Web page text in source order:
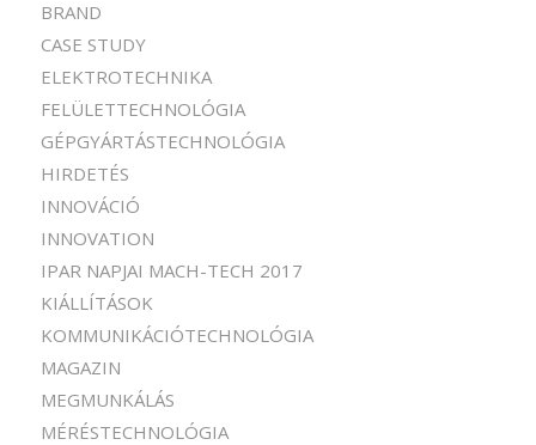
BRAND
CASE STUDY
ELEKTROTECHNIKA
FELÜLETTECHNOLÓGIA
GÉPGYÁRTÁSTECHNOLÓGIA
HIRDETÉS
INNOVÁCIÓ
INNOVATION
IPAR NAPJAI MACH-TECH 2017
KIÁLLÍTÁSOK
KOMMUNIKÁCIÓTECHNOLÓGIA
MAGAZIN
MEGMUNKÁLÁS
MÉRÉSTECHNOLÓGIA